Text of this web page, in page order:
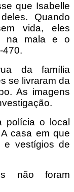
que Isabelle
Quando
vida, eles
na mala e o
470.
da família
se livraram da
As imagens
polícia o local
casa em que
e vestígios de
não foram